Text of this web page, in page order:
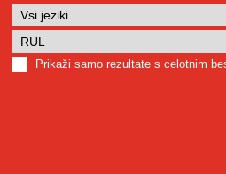
Prikaži samo rezultate s celotnim